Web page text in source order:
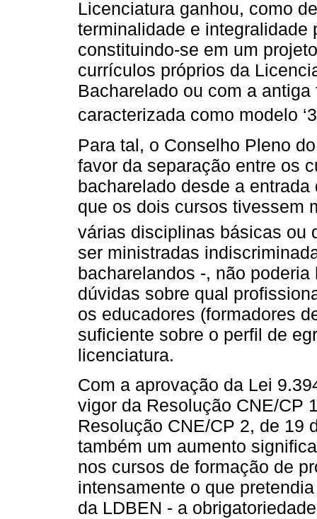
Licenciatura ganhou, como
terminalidade e integralidade
constituindo-se em um
currículos próprios da
Bacharelado ou com a
caracterizada como modelo
Para tal, o Conselho Pleno
favor da separação entre os
bacharelado desde a
que os dois cursos tivessem
várias disciplinas básicas ou
ser ministradas
bacharelandos -, não
dúvidas sobre qual
os educadores (formadores
suficiente sobre o perfil de
licenciatura.
Com a aprovação da Lei
vigor da Resolução CNE/CP
Resolução CNE/CP 2, de 19
também um aumento
nos cursos de formação de
intensamente o que
da LDBEN - a